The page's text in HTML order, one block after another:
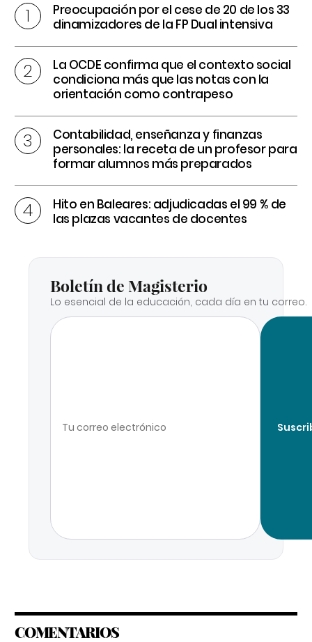
Preocupación por el cese de 20 de los 33
dinamizadores de la FP Dual intensiva
La OCDE confirma que el contexto social
condiciona más que las notas con la
orientación como contrapeso
Contabilidad, enseñanza y finanzas
personales: la receta de un profesor para
formar alumnos más preparados
Hito en Baleares: adjudicadas el 99 % de
las plazas vacantes de docentes
Boletín de Magisterio
Lo esencial de la educación, cada día en tu correo.
COMENTARIOS